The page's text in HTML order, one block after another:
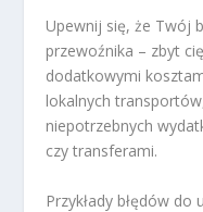
Upewnij się, że Twój
przewoźnika – zbyt
dodatkowymi
lokalnych
niepotrzebnych
czy transferami.
Przykłady błędów do